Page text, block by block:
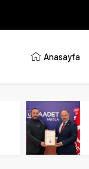
Anasayfa